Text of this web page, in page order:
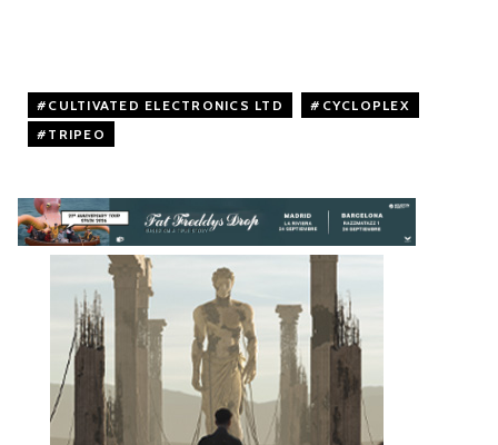
CULTIVATED ELECTRONICS LTD CYCLOPLEX
TRIPEO